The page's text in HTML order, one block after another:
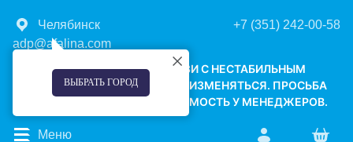
Челябинск
ВЫБРАТЬ ГОРОД
+7 (351) 242-00-58
adp@afalina.com
УВАЖАЕМЫЕ КЛИЕНТЫ! В СВЯЗИ С НЕСТАБИЛЬНЫМ
КУРСОМ ВАЛЮТ, ЦЕНЫ МОГУТ ИЗМЕНЯТЬСЯ. ПРОСЬБА
УТОЧНЯТЬ АКТУАЛЬНУЮ СТОИМОСТЬ У МЕНЕДЖЕРОВ.
Меню